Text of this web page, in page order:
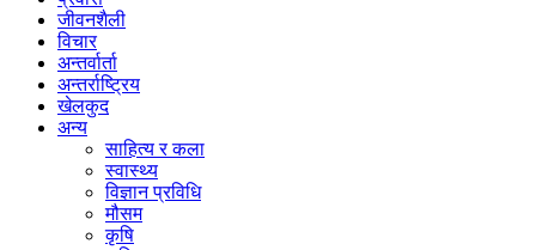
जीवनशैली
विचार
अन्तर्वार्ता
अन्तर्राष्ट्रिय
खेलकुद
अन्य
साहित्य र कला
स्वास्थ्य
विज्ञान प्रविधि
मौसम
कृषि